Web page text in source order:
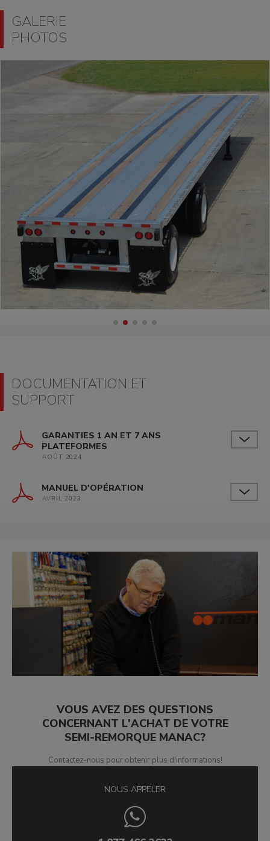
GALERIE
PHOTOS
DOCUMENTATION ET
SUPPORT
GARANTIES 1 AN ET 7 ANS
PLATEFORMES
AOÛT 2024
MANUEL D'OPÉRATION
AVRIL 2023
VOUS AVEZ DES QUESTIONS
CONCERNANT L'ACHAT DE VOTRE
SEMI-REMORQUE MANAC?
Contactez-nous pour obtenir plus d'informations!
NOUS APPELER